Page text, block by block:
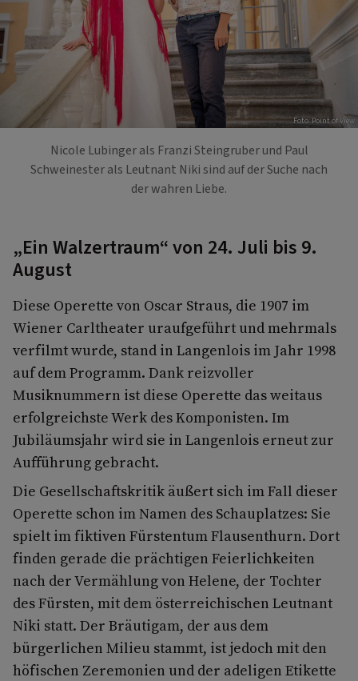
Foto: Point of View
Nicole Lubinger als Franzi Steingruber und Paul
Schweinester als Leutnant Niki sind auf der Suche nach
der wahren Liebe.
„Ein Walzertraum“ von 24. Juli bis 9.
August
Diese Operette von Oscar Straus, die 1907 im
Wiener Carltheater uraufgeführt und mehrmals
verfilmt wurde, stand in Langenlois im Jahr 1998
auf dem Programm. Dank reizvoller
Musiknummern ist diese Operette das weitaus
erfolgreichste Werk des Komponisten. Im
Jubiläumsjahr wird sie in Langenlois erneut zur
Aufführung gebracht.
Die Gesellschaftskritik äußert sich im Fall dieser
Operette schon im Namen des Schauplatzes: Sie
spielt im fiktiven Fürstentum Flausenthurn. Dort
finden gerade die prächtigen Feierlichkeiten
nach der Vermählung von Helene, der Tochter
des Fürsten, mit dem österreichischen Leutnant
Niki statt. Der Bräutigam, der aus dem
bürgerlichen Milieu stammt, ist jedoch mit den
höfischen Zeremonien und der adeligen Etikette